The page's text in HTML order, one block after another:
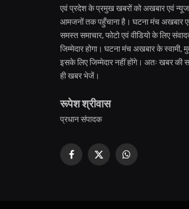
एवं प्रदेश के प्रमुख खबरों को अखबार एवं न्यूज
आमजनों तक पहुँचाना है। घटना मंच अखबार
समस्त समाचार, फोटो एवं वीडियो के लिए
जिम्मेदार होगा। घटना मंच अखबार के
इसके लिए जिम्मेदार नहीं होंगे। अतः खबर की
ही खबर भेजें।
रूपेश श्रीवास
प्रधान संपादक
Facebook
X
WhatsApp